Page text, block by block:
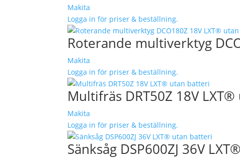
Makita
Logga in för priser & beställning.
Roterande multiverktyg
Makita
Logga in för priser & beställning.
Multifräs DRT50Z 18V
Makita
Logga in för priser & beställning.
Sänksåg DSP600ZJ 36V